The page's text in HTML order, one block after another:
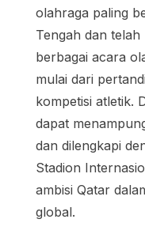
olahraga paling
Tengah dan
berbagai acara
mulai dari
kompetisi atletik.
dapat
dan dilengkapi
Stadion
ambisi Qatar
global.